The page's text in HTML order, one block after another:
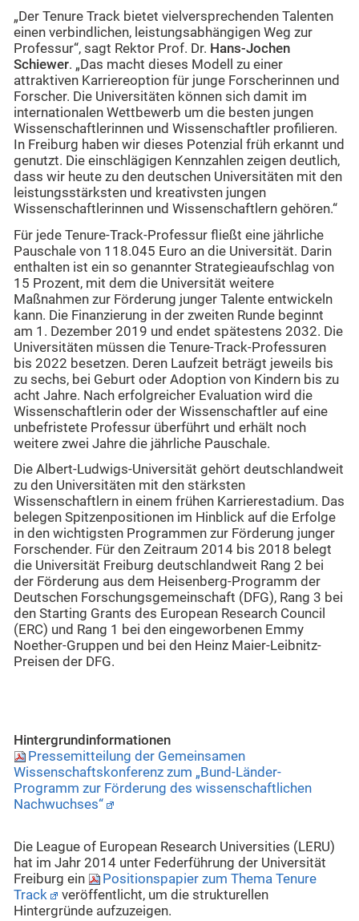
„Der Tenure Track bietet vielversprechenden Talenten
einen verbindlichen, leistungsabhängigen Weg zur
Professur“, sagt Rektor Prof. Dr. Hans-Jochen
Schiewer. „Das macht dieses Modell zu einer
attraktiven Karriereoption für junge Forscherinnen und
Forscher. Die Universitäten können sich damit im
internationalen Wettbewerb um die besten jungen
Wissenschaftlerinnen und Wissenschaftler profilieren.
In Freiburg haben wir dieses Potenzial früh erkannt und
genutzt. Die einschlägigen Kennzahlen zeigen deutlich,
dass wir heute zu den deutschen Universitäten mit den
leistungsstärksten und kreativsten jungen
Wissenschaftlerinnen und Wissenschaftlern gehören.“
Für jede Tenure-Track-Professur fließt eine jährliche
Pauschale von 118.045 Euro an die Universität. Darin
enthalten ist ein so genannter Strategieaufschlag von
15 Prozent, mit dem die Universität weitere
Maßnahmen zur Förderung junger Talente entwickeln
kann. Die Finanzierung in der zweiten Runde beginnt
am 1. Dezember 2019 und endet spätestens 2032. Die
Universitäten müssen die Tenure-Track-Professuren
bis 2022 besetzen. Deren Laufzeit beträgt jeweils bis
zu sechs, bei Geburt oder Adoption von Kindern bis zu
acht Jahre. Nach erfolgreicher Evaluation wird die
Wissenschaftlerin oder der Wissenschaftler auf eine
unbefristete Professur überführt und erhält noch
weitere zwei Jahre die jährliche Pauschale.
Die Albert-Ludwigs-Universität gehört deutschlandweit
zu den Universitäten mit den stärksten
Wissenschaftlern in einem frühen Karrierestadium. Das
belegen Spitzenpositionen im Hinblick auf die Erfolge
in den wichtigsten Programmen zur Förderung junger
Forschender. Für den Zeitraum 2014 bis 2018 belegt
die Universität Freiburg deutschlandweit Rang 2 bei
der Förderung aus dem Heisenberg-Programm der
Deutschen Forschungsgemeinschaft (DFG), Rang 3 bei
den Starting Grants des European Research Council
(ERC) und Rang 1 bei den eingeworbenen Emmy
Noether-Gruppen und bei den Heinz Maier-Leibnitz-
Preisen der DFG.
Hintergrundinformationen
Pressemitteilung der Gemeinsamen
Wissenschaftskonferenz zum „Bund-Länder-
Programm zur Förderung des wissenschaftlichen
Nachwuchses“
Die League of European Research Universities (LERU)
hat im Jahr 2014 unter Federführung der Universität
Freiburg ein
Positionspapier zum Thema Tenure
Track
veröffentlicht, um die strukturellen
Hintergründe aufzuzeigen.